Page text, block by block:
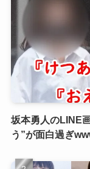
坂本勇人のLINE
う”が面白過ぎ